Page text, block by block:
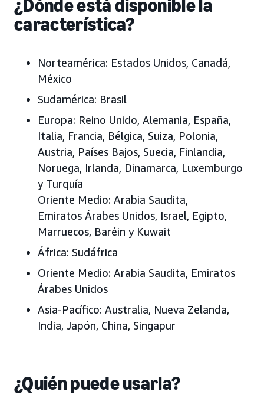
¿Dónde está disponible la
característica?
Norteamérica: Estados Unidos, Canadá,
México
Sudamérica: Brasil
Europa: Reino Unido, Alemania, España,
Italia, Francia, Bélgica, Suiza, Polonia,
Austria, Países Bajos, Suecia, Finlandia,
Noruega, Irlanda, Dinamarca, Luxemburgo
y Turquía
Oriente Medio: Arabia Saudita,
Emiratos Árabes Unidos, Israel, Egipto,
Marruecos, Baréin y Kuwait
África: Sudáfrica
Oriente Medio: Arabia Saudita, Emiratos
Árabes Unidos
Asia-Pacífico: Australia, Nueva Zelanda,
India, Japón, China, Singapur
¿Quién puede usarla?